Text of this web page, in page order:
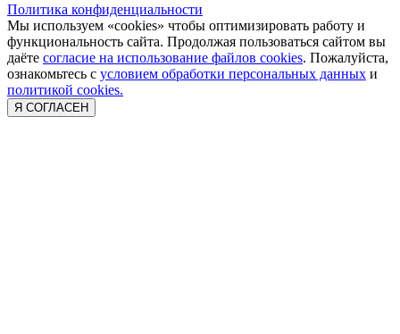
Политика конфиденциальности
Мы используем «cookies» чтобы оптимизировать работу и
функциональность сайта. Продолжая пользоваться сайтом вы
даёте согласие на использование файлов cookies. Пожалуйста,
ознакомьтесь с условием обработки персональных данных и
политикой cookies.
Я СОГЛАСЕН